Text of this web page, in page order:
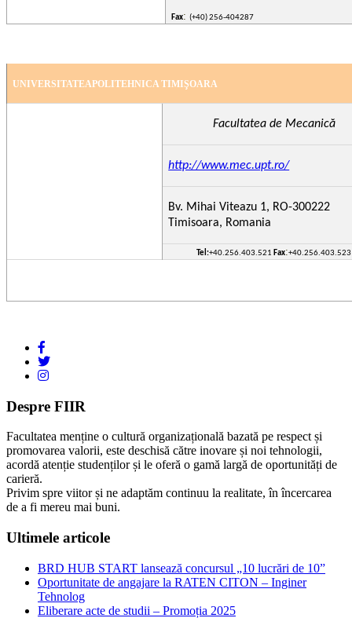
Fax:(+40) 256-404287
UNIVERSITATEAPOLITEHNICA TIMIŞOARA
Facultatea de Mecanică
http://www.mec.upt.ro/
Bv. Mihai Viteazu 1, RO-300222
Timisoara, Romania
Tel:+40.256.403.521 Fax:+40.256.403.523
Despre FIIR
Facultatea menține o cultură organizațională bazată pe respect și
promovarea valorii, este deschisă către inovare și noi tehnologii,
acordă atenție studenților și le oferă o gamă largă de oportunități de
carieră.
Privim spre viitor și ne adaptăm continuu la realitate, în încercarea
de a fi mereu mai buni.
Ultimele articole
BRD HUB START lansează concursul „10 lucrări de 10”
Oportunitate de angajare la RATEN CITON – Inginer
Tehnolog
Eliberare acte de studii – Promoția 2025